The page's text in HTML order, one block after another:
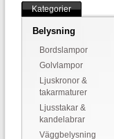
Kategorier
Belysning
Bordslampor
Golvlampor
Ljuskronor &
takarmaturer
Ljusstakar &
kandelabrar
Väggbelysning